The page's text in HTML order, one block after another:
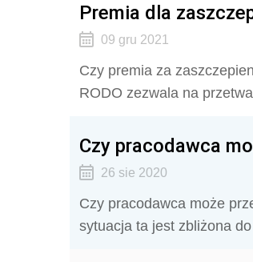
Premia dla
09 gru 2021
Czy premia za
RODO zezwala na
Czy pracodawca
26 sie 2020
Czy pracodawca może
sytuacja ta jest zbliżona